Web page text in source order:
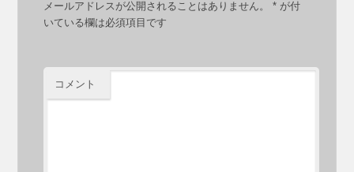
メールアドレスが公開されることはありません。 * が付
いている欄は必須項目です
コメント